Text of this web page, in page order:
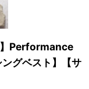
】Performance
グベスト】【サ